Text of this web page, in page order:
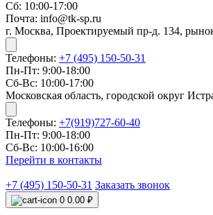
Сб: 10:00-17:00
Почта: info@tk-sp.ru
г. Москва, Проектируемый пр-д. 134,
Телефоны: +7 (495) 150-50-31
Пн-Пт: 9:00-18:00
Сб-Вс: 10:00-17:00
Московская область, городской округ
Телефоны: +7(919)727-60-40
Пн-Пт: 9:00-18:00
Сб-Вс: 10:00-16:00
Перейти в контакты
+7 (495) 150-50-31 Заказать звонок
0 0.00 ₽